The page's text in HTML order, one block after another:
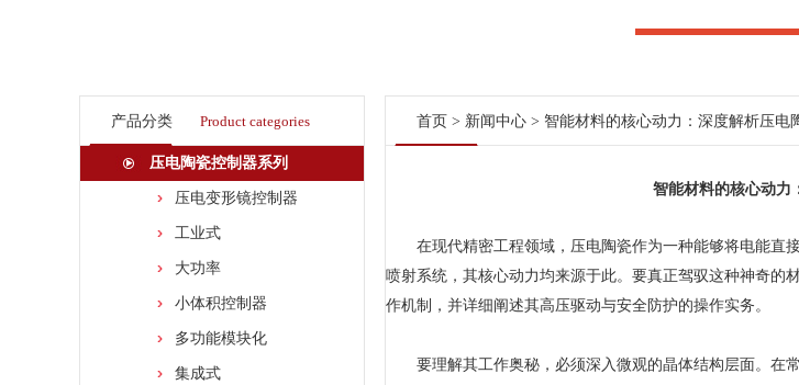
产品分类 Product categories
压电陶瓷控制器系列
压电变形镜控制器
工业式
大功率
小体积控制器
多功能模块化
集成式
首页 > 新闻中心 > 智能材料的核心动力：深度解析压电
智能材料的核心动力
在现代精密工程领域，压电陶瓷作为一种能够将电能直接
喷射系统，其核心动力均来源于此。要真正驾驭这种神奇的
作机制，并详细阐述其高压驱动与安全防护的操作实务。
要理解其工作奥秘，必须深入微观的晶体结构层面。在